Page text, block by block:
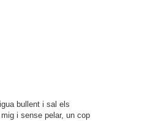
bullent i sal els
i sense pelar, un cop